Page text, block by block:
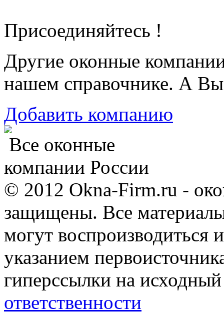
Присоединяйтесь !
Другие оконные
нашем справочнике. А
Добавить компанию
Все оконные
компании России
© 2012 Okna-Firm.ru -
защищены. Все
могут воспроизводиться
указанием
гиперссылки на
ответственности